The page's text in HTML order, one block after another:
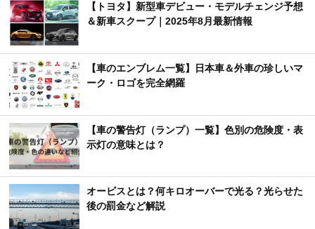
【トヨタ】新型車デビュー・モデルチェンジ予想
＆新車スクープ｜2025年8月最新情報
【車のエンブレム一覧】日本車＆外車の珍しいマ
ーク・ロゴを完全網羅
【車の警告灯（ランプ）一覧】色別の危険度・表
示灯の意味とは？
オービスとは？何キロオーバーで光る？光らせた
後の罰金など解説